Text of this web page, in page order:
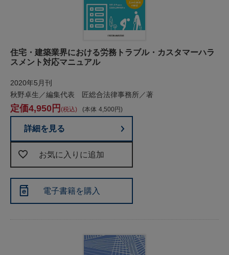
住宅・建築業界における労務トラブル・カスタマーハラ
スメント対応マニュアル
2020年5月刊
秋野卓生／編集代表 匠総合法律事務所／著
本体 4,500
4,950 税込
詳細を見る
お気に入りに追加
電子書籍を購入